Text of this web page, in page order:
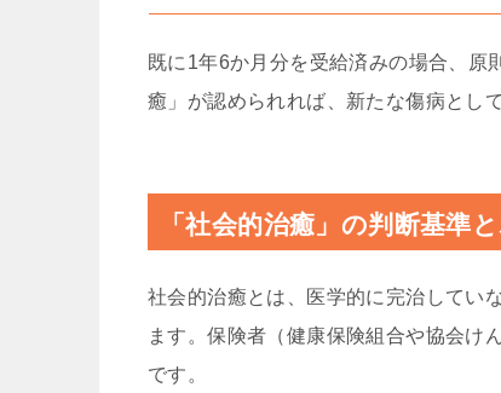
既に1年6か月分を受給済みの場合、原
癒」が認められれば、新たな傷病とし
「社会的治癒」の判断基準
社会的治癒とは、医学的に完治してい
ます。保険者（健康保険組合や協会け
です。